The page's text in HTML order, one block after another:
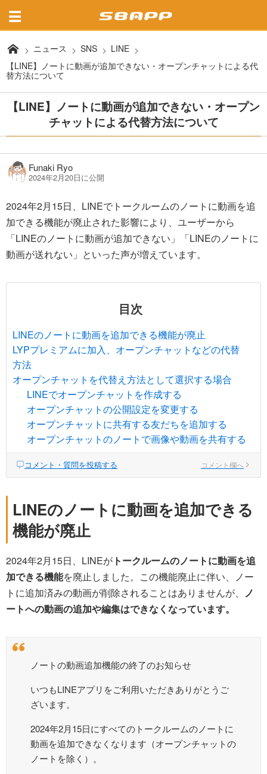
ニュース SNS
LINE
【LINE】ノートに動画が追加できない・オープンチャットによる代
替方法について
【LINE】ノートに動画が追加できない・オープン
チャットによる代替方法について
Funaki Ryo
2024年2月20日に公開
2024年2月15日、LINEでトークルームのノートに動画を追
加できる機能が廃止された影響により、ユーザーから
「LINEのノートに動画が追加できない」「LINEのノートに
動画が送れない」といった声が増えています。
目次
LINEのノートに動画を追加できる機能が廃止
LYPプレミアムに加入、オープンチャットなどの代替
方法
オープンチャットを代替え方法として選択する場合
LINEでオープンチャットを作成する
オープンチャットの公開設定を変更する
オープンチャットに共有する友だちを追加する
オープンチャットのノートで画像や動画を共有する
コメント・質問を投稿する コメント欄へ
LINEのノートに動画を追加できる
機能が廃止
2024年2月15日、LINEが トークルームのノートに動画を追
加できる機能を廃止しました。この機能廃止に伴い、ノー
トに追加済みの動画が削除されることはありませんが、 ノ
ートへの動画の追加や編集はできなくなっています。
ノートの動画追加機能の終了のお知らせ
いつもLINEアプリをご利用いただきありがとうご
ざいます。
2024年2月15日にすべてのトークルームのノートに
動画を追加できなくなります（オープンチャットの
ノートを除く）。